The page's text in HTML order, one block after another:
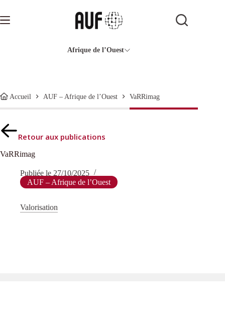
contenu
Afrique de l’Ouest
Accueil AUF – Afrique de l’Ouest VaRRimag
Retour aux publications
VaRRimag
Publiée le 27/10/2025
AUF – Afrique de l’Ouest
Valorisation